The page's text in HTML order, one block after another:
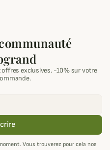
exclusives. -10% sur votre
Vous trouverez pour cela nos